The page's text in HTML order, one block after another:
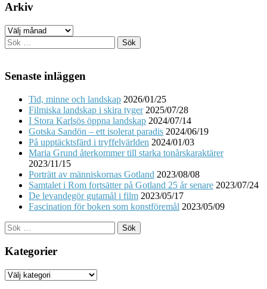
Arkiv
Arkiv
Sök
efter:
Senaste inläggen
Tid, minne och landskap 2026/01/25
Filmiska landskap i skira tyger 2025/07/28
I Stora Karlsös öppna landskap 2024/07/14
Gotska Sandön – ett isolerat paradis 2024/06/19
På upptäcktsfärd i tryffelvärlden 2024/01/03
Maria Grund återkommer till starka tonårskaraktärer
2023/11/15
Porträtt av människornas Gotland 2023/08/08
Samtalet i Rom fortsätter på Gotland 25 år senare 2023/07/24
De levandegör gutamål i film 2023/05/17
Fascination för boken som konstföremål 2023/05/09
Sök
efter:
Kategorier
Kategorier